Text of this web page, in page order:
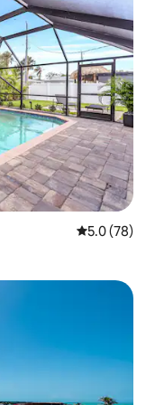
औसत रेटिंग 5
5.0 (78)